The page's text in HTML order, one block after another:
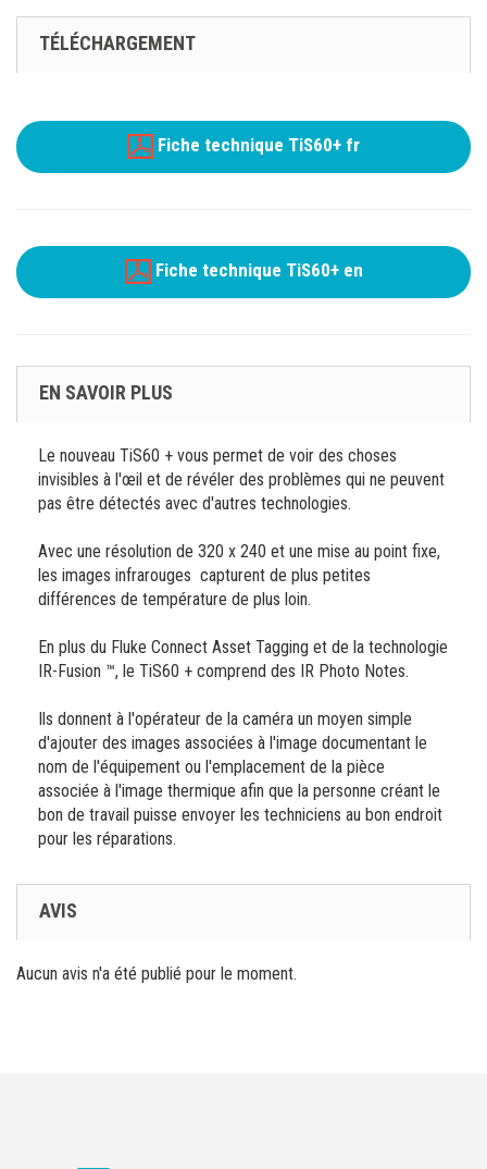
TÉLÉCHARGEMENT
Fiche technique TiS60+ fr
Fiche technique TiS60+ en
EN SAVOIR PLUS
Le nouveau TiS60 + vous permet de voir des choses
invisibles à l'œil et de révéler des problèmes qui ne peuvent
pas être détectés avec d'autres technologies.
Avec une résolution de 320 x 240 et une mise au point fixe,
les images infrarouges capturent de plus petites
différences de température de plus loin.
En plus du Fluke Connect Asset Tagging et de la technologie
IR-Fusion ™, le TiS60 + comprend des IR Photo Notes.
Ils donnent à l'opérateur de la caméra un moyen simple
d'ajouter des images associées à l'image documentant le
nom de l'équipement ou l'emplacement de la pièce
associée à l'image thermique afin que la personne créant le
bon de travail puisse envoyer les techniciens au bon endroit
pour les réparations.
AVIS
Aucun avis n'a été publié pour le moment.